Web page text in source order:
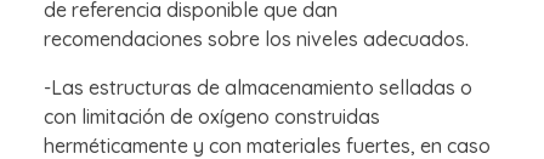
de referencia disponible que dan
recomendaciones sobre los niveles adecuados.
-Las estructuras de almacenamiento selladas o
con limitación de oxígeno construidas
herméticamente y con materiales fuertes, en caso